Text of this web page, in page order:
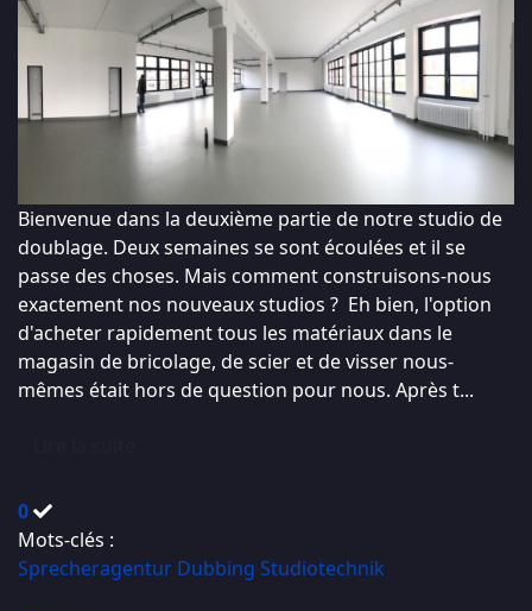
Bienvenue dans la deuxième partie de notre studio de
doublage. Deux semaines se sont écoulées et il se
passe des choses. Mais comment construisons-nous
exactement nos nouveaux studios ? ​ Eh bien, l'option
d'acheter rapidement tous les matériaux dans le
magasin de bricolage, de scier et de visser nous-
mêmes était hors de question pour nous. Après t...
0
Mots-clés :
Sprecheragentur Dubbing Studiotechnik